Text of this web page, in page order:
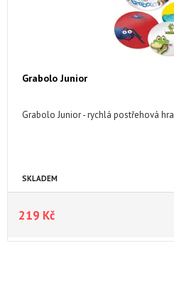
Grabolo Junior
Grabolo Junior - rychlá postřehová hra
SKLADEM
219 Kč